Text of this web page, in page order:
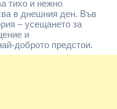
тихо и нежно
в днешния ден. Във
– усещането за
и
доброто предстои.